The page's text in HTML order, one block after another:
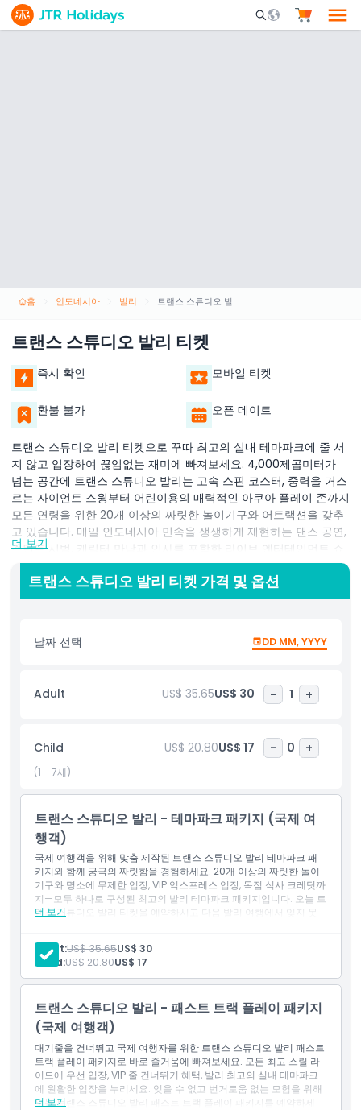
Mobile Search
홈 인도네시아 발리 트랜스 스튜디오 발리 티켓
트랜스 스튜디오 발리 티켓
즉시 확인 모바일 티켓
환불 불가 오픈 데이트
트랜스 스튜디오 발리 티켓으로 꾸따 최고의 실내 테마파크에 줄 서
지 않고 입장하여 끊임없는 재미에 빠져보세요. 4,000제곱미터가
넘는 공간에 트랜스 스튜디오 발리는 고속 스핀 코스터, 중력을 거스
르는 자이언트 스윙부터 어린이용의 매력적인 아쿠아 플레이 존까지
모든 연령을 위한 20개 이상의 짜릿한 놀이기구와 어트랙션을 갖추
고 있습니다. 매일 인도네시아 민속을 생생하게 재현하는 댄스 공연,
스턴트 시범, 캐릭터 만남과 인사를 포함한 라이브 엔터테인먼트 쇼
를 감상하세요. 기후 제어된 홀과 전천후 접근성으로 발리의 열대성
폭우나 뜨거운 태양에 방해받지 않는 모험을 보장합니다. 지역 별미
와 국제적인 인기 메뉴를 제공하는 테마 카페에서 재충전하거나 독
요. 중심지인 꾸따 위치 덕분에 해변, 비치워크 몰 쇼핑 또는 근처 세
미냑에서의 석양 식사와 쉽게 결합할 수 있습니다. 가족, 단체, 스릴
주차, 유모차 대여, 완전 휠체어 접근성을 포함합니다. 아드레날린을
쫓거나 발리에서 기억에 남을 하루를 보내고 싶다면 트랜스 스튜디
의 잊지 못할 조합을 보장받으세요. 오늘 티켓을 확보하고 발리 최고
의 실내 놀이공원 체험에 도전하세요.
포함 사항
아동 성인 정책
포함되지 않는 사항
운영 시간
알아야 할 사항
위치
더 보기
트랜스 스튜디오 발리 티켓 가격 및 옵션
날짜 선택 DD MM, YYYY
Adult US$ 35.65US$ 30 - 1 +
Child US$ 20.80US$ 17 - 0 +
(1 - 7세)
트랜스 스튜디오 발리 - 테마파크 패키지 (국제 여
행객)
국제 여행객을 위해 맞춤 제작된 트랜스 스튜디오 발리 테마파크 패
키지와 함께 궁극의 짜릿함을 경험하세요. 20개 이상의 짜릿한 놀이
기구와 명소에 무제한 입장, VIP 익스프레스 입장, 독점 식사 크레딧까
지—모두 하나로 구성된 최고의 발리 테마파크 패키지입니다. 오늘 트
랜스 스튜디오 발리 티켓을 예약하시고 다음 발리 여행에서 잊지 못
더 보기
포함 사항
입장권: 테마 파크
Adult:US$ 35.65US$ 30
Child:US$ 20.80US$ 17
트랜스 스튜디오 발리 - 패스트 트랙 플레이 패키지
(국제 여행객)
대기줄을 건너뛰고 국제 여행자를 위한 트랜스 스튜디오 발리 패스트
트랙 플레이 패키지로 바로 즐거움에 빠져보세요. 모든 최고 스릴 라
이드에 우선 입장, VIP 줄 건너뛰기 혜택, 발리 최고의 실내 테마파크
에 원활한 입장을 누리세요. 잊을 수 없고 번거로움 없는 모험을 위해
오늘 트랜스 스튜디오 발리 패스트 트랙 플레이 패키지를 예약하세
더 보기